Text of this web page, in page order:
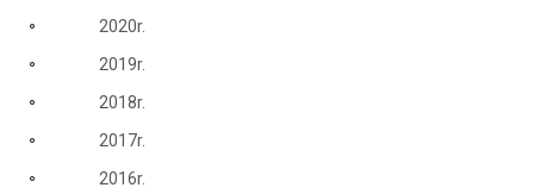
2020r.
2019r.
2018r.
2017r.
2016r.